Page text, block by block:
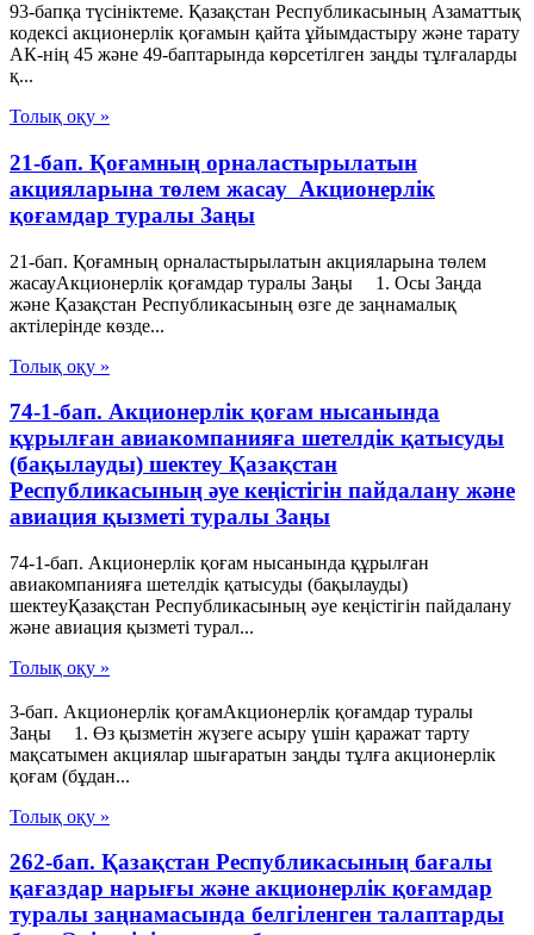
93-бапқа түсініктеме. Қазақстан Республикасының Азаматтық
кодексі акционерлік қоғамын қайта ұйымдастыру және тарату
АК-нің 45 және 49-баптарында көрсетілген заңды тұлғаларды
қ...
Толық оқу »
21-бап. Қоғамның орналастырылатын
акцияларына төлем жасау Акционерлік
қоғамдар туралы Заңы
21-бап. Қоғамның орналастырылатын акцияларына төлем
жасауАкционерлік қоғамдар туралы Заңы 1. Осы Заңда
және Қазақстан Республикасының өзге де заңнамалық
актілерінде көзде...
Толық оқу »
74-1-бап. Акционерлік қоғам нысанында
құрылған авиакомпанияға шетелдік қатысуды
(бақылауды) шектеу Қазақстан
Республикасының әуе кеңістігін пайдалану және
авиация қызметі туралы Заңы
74-1-бап. Акционерлік қоғам нысанында құрылған
авиакомпанияға шетелдік қатысуды (бақылауды)
шектеуҚазақстан Республикасының әуе кеңістігін пайдалану
және авиация қызметі турал...
Толық оқу »
3-бап. Акционерлік қоғамАкционерлік қоғамдар туралы
Заңы 1. Өз қызметін жүзеге асыру үшін қаражат тарту
мақсатымен акциялар шығаратын заңды тұлға акционерлік
қоғам (бұдан...
Толық оқу »
262-бап. Қазақстан Республикасының бағалы
қағаздар нарығы және акционерлік қоғамдар
туралы заңнамасында белгiленген талаптарды